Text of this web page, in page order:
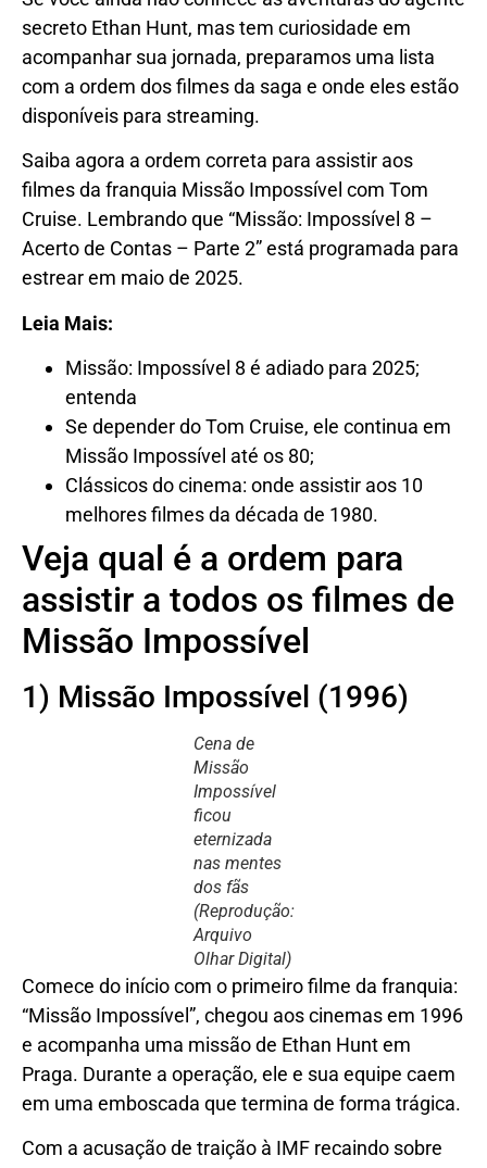
secreto Ethan Hunt, mas tem curiosidade em
acompanhar sua jornada, preparamos uma lista
com a ordem dos filmes da saga e onde eles estão
disponíveis para streaming.
Saiba agora a ordem correta para assistir aos
filmes da franquia Missão Impossível com Tom
Cruise. Lembrando que “Missão: Impossível 8 –
Acerto de Contas – Parte 2” está programada para
estrear em maio de 2025.
Leia Mais:
Missão: Impossível 8 é adiado para 2025;
entenda
Se depender do Tom Cruise, ele continua em
Missão Impossível até os 80;
Clássicos do cinema: onde assistir aos 10
melhores filmes da década de 1980.
Veja qual é a ordem para
assistir a todos os filmes de
Missão Impossível
1) Missão Impossível (1996)
Cena de
Missão
Impossível
ficou
eternizada
nas mentes
dos fãs
(Reprodução:
Arquivo
Olhar Digital)
Comece do início com o primeiro filme da franquia:
“Missão Impossível”, chegou aos cinemas em 1996
e acompanha uma missão de Ethan Hunt em
Praga. Durante a operação, ele e sua equipe caem
em uma emboscada que termina de forma trágica.
Com a acusação de traição à IMF recaindo sobre